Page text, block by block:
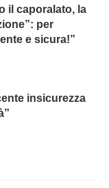
il caporalato, la
per
e sicura!”
insicurezza